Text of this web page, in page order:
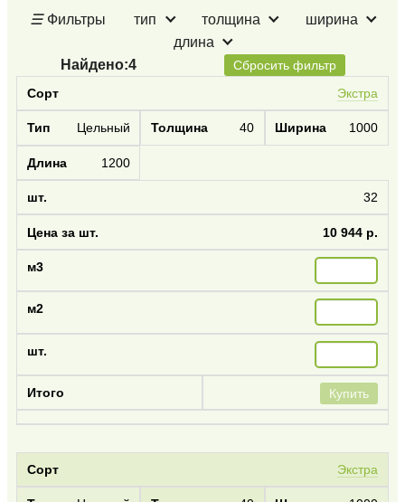
☰ Фильтры тип толщина
ширина
длина
Найдено:4
Сбросить фильтр
Экстра
Цельный 40 1000
1200
32
10 944 р.
Купить
Экстра